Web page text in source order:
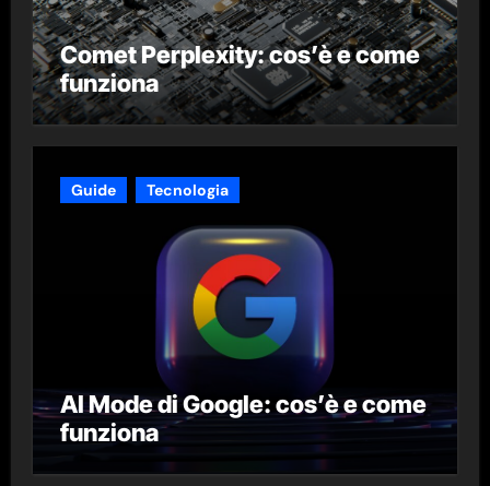
Comet Perplexity: cos’è e come
funziona
Guide Tecnologia
AI Mode di Google: cos’è e come
funziona